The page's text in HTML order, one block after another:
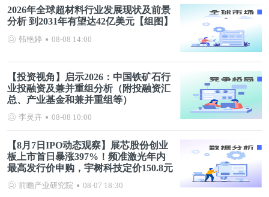
2026年全球超材料行业发展现状及前景
分析 到2031年有望达42亿美元【组图】
韩艳婷 08-08 14:00
【投资视角】启示2026：中国铁矿石行
业投融资及兼并重组分析（附投融资汇
总、产业基金和兼并重组等）
李灵卉 08-08 10:00
【8月7日IPO动态观察】展芯股份创业
板上市首日暴涨397%！频准激光年内
最高发行价申购，宇树科技定价150.8元
前瞻产业研究院 08-07 18:30